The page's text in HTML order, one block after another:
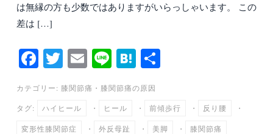
は無縁の方も少数ではありますがいらっしゃいます。 この
差は […]
Fa
ce
bo
ok
T
wi
tte
r
E
m
ail
Li
ne
H
at
en
a
カテゴリー: 膝関節痛 ・ 膝関節痛の原因
タグ: ハイヒール ・ ヒール ・ 前傾歩行 ・ 反り腰 ・
変形性膝関節症 ・ 外反母趾 ・ 美脚 ・ 膝関節痛